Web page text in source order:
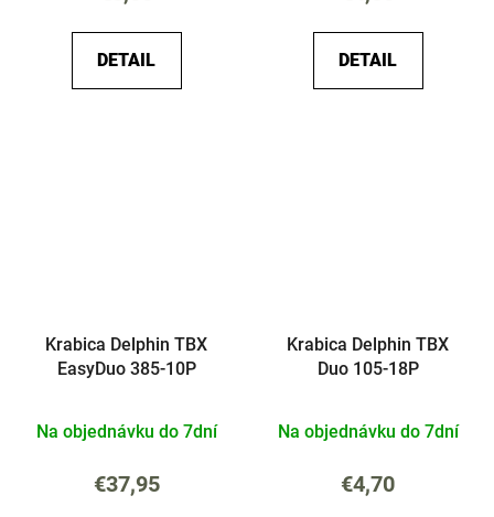
DETAIL DETAIL
Krabica Delphin TBX
EasyDuo 385-10P
Na objednávku do 7dní
€37,95
Krabica Delphin TBX
Duo 105-18P
Na objednávku do 7dní
€4,70